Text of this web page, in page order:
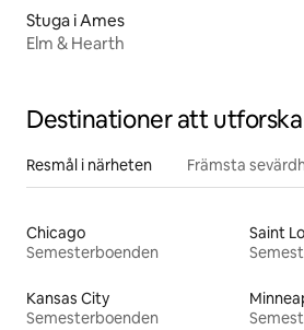
Stuga i Ames
Elm & Hearth
Destinationer att utforska
Resmål i närheten Främsta
Chicago
Semesterboenden
Saint
Kansas City
Semesterboenden